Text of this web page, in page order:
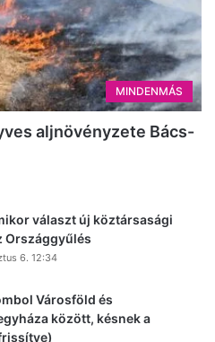
MINDENMÁS
aljnövényzete Bács-
választ új köztársasági
Országgyűlés
6. 12:34
Városföld és
között, késnek a